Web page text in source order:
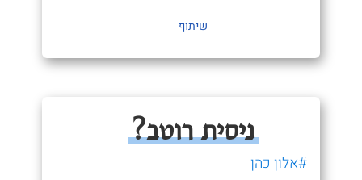
שיתוף
ניסית רוטב?
#אלון כהן